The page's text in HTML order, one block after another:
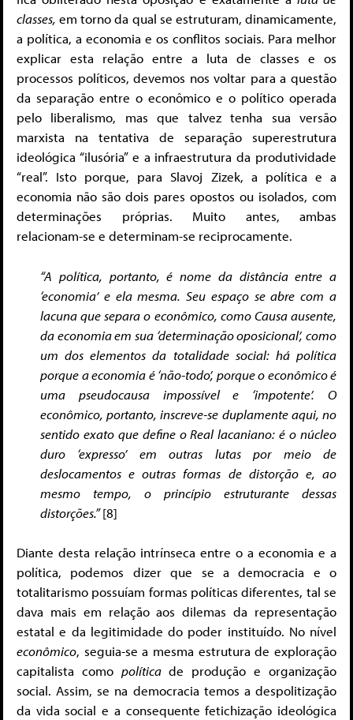
classes, em torno da qual se estruturam, dinamicamente,
a política, a economia e os conflitos sociais. Para melhor
explicar esta relação entre a luta de classes e os
processos políticos, devemos nos voltar para a questão
da separação entre o econômico e o político operada
pelo liberalismo, mas que talvez tenha sua versão
marxista na tentativa de separação superestrutura
ideológica “ilusória” e a infraestrutura da produtividade
“real”. Isto porque, para Slavoj Zizek, a política e a
economia não são dois pares opostos ou isolados, com
determinações próprias. Muito antes, ambas
relacionam-se e determinam-se reciprocamente.
“A política, portanto, é nome da distância entre a
‘economia’ e ela mesma. Seu espaço se abre com a
lacuna que separa o econômico, como Causa ausente,
da economia em sua ‘determinação oposicional’, como
um dos elementos da totalidade social: há política
porque a economia é ‘não-todo’, porque o econômico é
uma pseudocausa impossível e ‘impotente’. O
econômico, portanto, inscreve-se duplamente aqui, no
sentido exato que define o Real lacaniano: é o núcleo
duro ‘expresso’ em outras lutas por meio de
deslocamentos e outras formas de distorção e, ao
mesmo tempo, o princípio estruturante dessas
distorções.”[8]
Diante desta relação intrínseca entre o a economia e a
política, podemos dizer que se a democracia e o
totalitarismo possuíam formas políticas diferentes, tal se
dava mais em relação aos dilemas da representação
estatal e da legitimidade do poder instituído. No nível
econômico, seguia-se a mesma estrutura de exploração
capitalista como política de produção e organização
social. Assim, se na democracia temos a despolitização
da vida social e a consequente fetichização ideológica